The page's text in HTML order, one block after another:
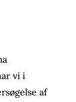
vi i
af